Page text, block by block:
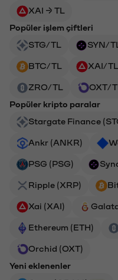
XAI → TL
Popüler işlem çiftleri
STG/TL
SYN/
BTC/TL XAI/TL
ZRO/TL
OXT/
Popüler kripto paralar
Stargate Finance
Ankr (ANKR)
PSG (PSG)
Ripple (XRP)
Xai (XAI)
Ethereum (ETH)
Orchid (OXT)
Yeni eklenenler